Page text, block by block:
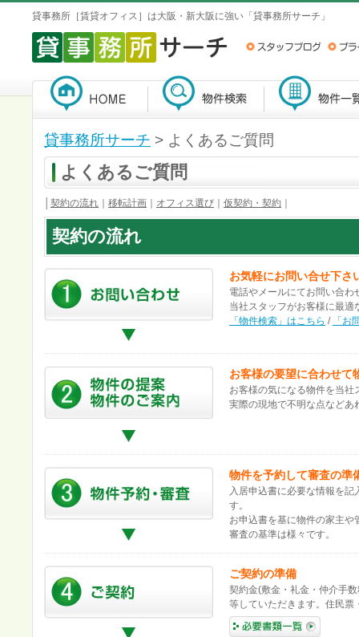
貸事務所［賃貸オフィス］は大阪・新大阪に強い「貸事務所サーチ」
貸事務所サーチ > よくあるご質問
よくあるご質問
契約の流れ ｜ 移転計画 ｜ オフィス選び ｜ 仮契約・契約 ｜
契約の流れ
お気軽にお問い合せ下さ
電話やメールにてお問い合わ
当社スタッフがお客様に最
「物件検索」はこちら / 「お
お客様の要望に合わせて
お客様の気になる物件を当
実際の現地で不明な点などあ
物件を予約して審査の準
入居申込書に必要な情報を
す。
お申込書を基に物件の家主
審査の基準は様々です。
ご契約の準備
契約金(敷金・礼金・仲介手
等していただきます。住民票